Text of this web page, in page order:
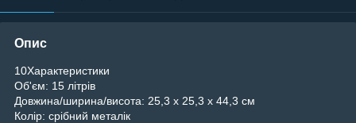
Опис
10Характеристики
Об'єм: 15 літрів
Довжина/ширина/висота: 25,3 x 25,3 x 44,3 см
Колір: срібний металік